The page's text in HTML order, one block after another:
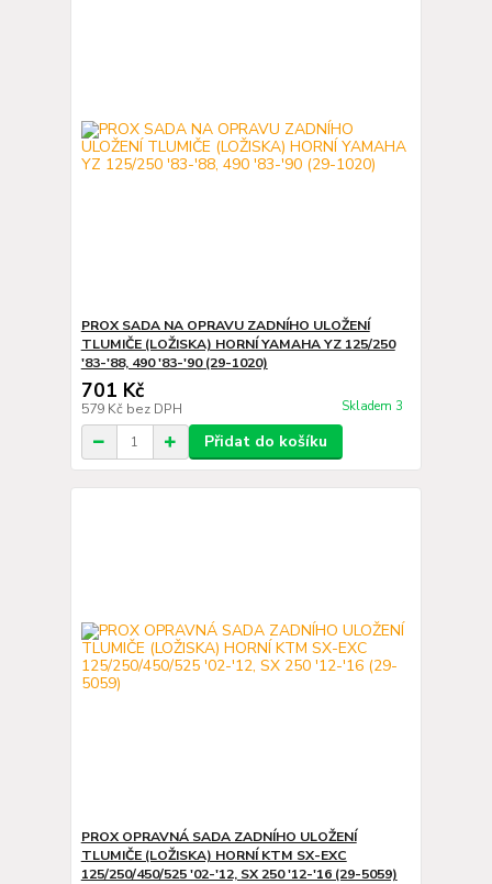
PROX SADA NA OPRAVU ZADNÍHO ULOŽENÍ
TLUMIČE (LOŽISKA) HORNÍ YAMAHA YZ 125/250
'83-'88, 490 '83-'90 (29-1020)
701 Kč
579 Kč bez DPH Skladem 3
Přidat do košíku
PROX OPRAVNÁ SADA ZADNÍHO ULOŽENÍ
TLUMIČE (LOŽISKA) HORNÍ KTM SX-EXC
125/250/450/525 '02-'12, SX 250 '12-'16 (29-5059)